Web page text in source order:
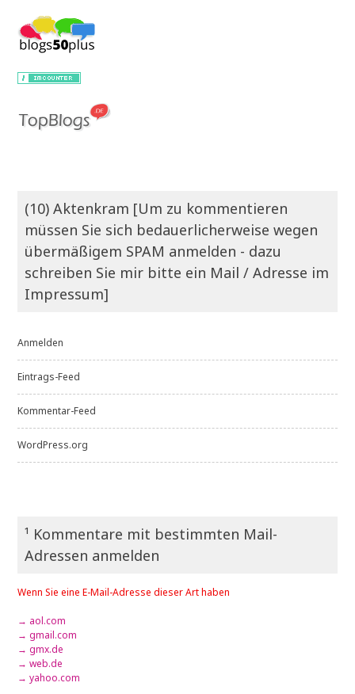
(10) Aktenkram [Um zu kommentieren
müssen Sie sich bedauerlicherweise wegen
übermäßigem SPAM anmelden - dazu
schreiben Sie mir bitte ein Mail / Adresse im
Impressum]
Anmelden
Eintrags-Feed
Kommentar-Feed
WordPress.org
¹ Kommentare mit bestimmten Mail-
Adressen anmelden
Wenn Sie eine E-Mail-Adresse dieser Art haben
→ aol.com
→ gmail.com
→ gmx.de
→ web.de
→ yahoo.com